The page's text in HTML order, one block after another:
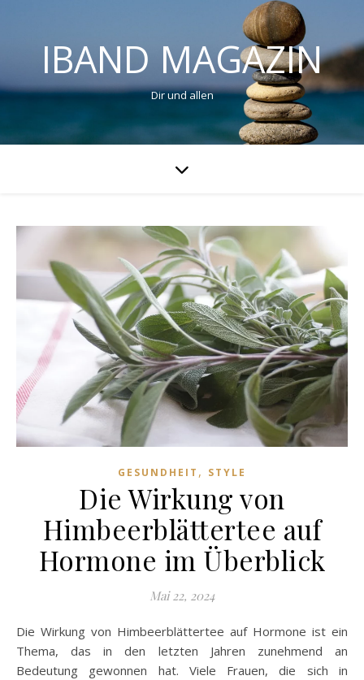
IBAND MAGAZIN
Dir und allen
GESUNDHEIT , STYLE
Die Wirkung von
Himbeerblättertee auf
Hormone im Überblick
Mai 22, 2024
Die Wirkung von Himbeerblättertee auf Hormone ist ein
Thema, das in den letzten Jahren zunehmend an
Bedeutung gewonnen hat. Viele Frauen, die sich in